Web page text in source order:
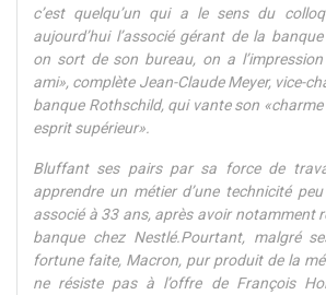
c’est quelqu’un qui a le sens du
aujourd’hui l’associé gérant de la
on sort de son bureau, on a l’impression
ami», complète Jean-Claude Meyer, vice-
banque Rothschild, qui vante son
esprit supérieur».
Bluffant ses pairs par sa force de
apprendre un métier d’une technicité
associé à 33 ans, après avoir notamment
banque chez Nestlé.Pourtant, malgré
fortune faite, Macron, pur produit de la
ne résiste pas à l’offre de François